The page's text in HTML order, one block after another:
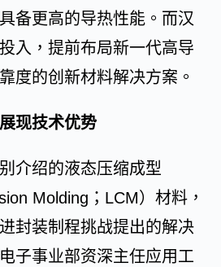
备更高的导热性能。而汉
入，提前布局新一代高导
度的创新材料解决方案。
现技术优势
介绍的液态压缩成型
Molding；LCM）材料，
封装制程挑战提出的解决
子事业部资深主任应用工